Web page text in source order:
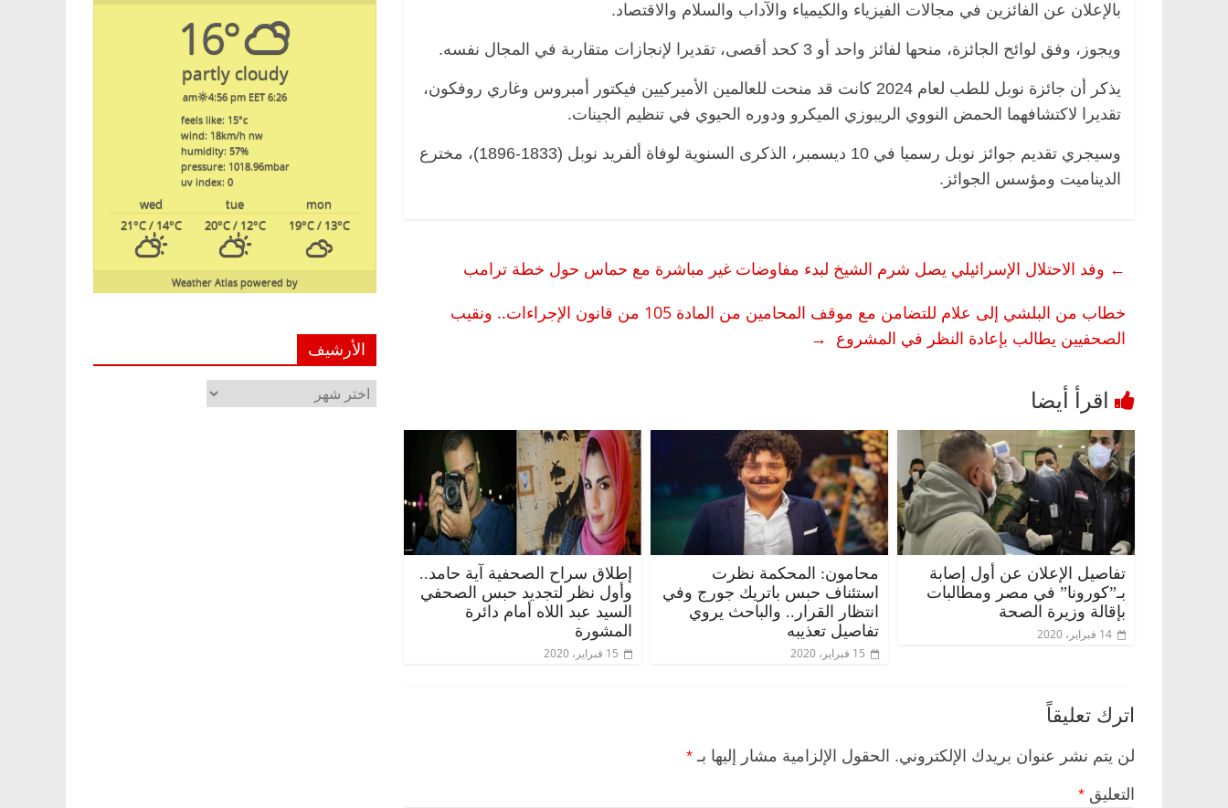
بالإعلان عن الفائزين في مجالات الفيزياء والكيمياء والآداب والسلام والاقتصاد.
ويجوز، وفق لوائح الجائزة، منحها لفائز واحد أو 3 كحد أقصى، تقديرا لإنجازات متقاربة في المجال نفسه.
يذكر أن جائزة نوبل للطب لعام 2024 كانت قد منحت للعالمين الأميركيين فيكتور أمبروس وغاري روفكون،
تقديرا لاكتشافهما الحمض النووي الريبوزي الميكرو ودوره الحيوي في تنظيم الجينات.
وسيجري تقديم جوائز نوبل رسميا في 10 ديسمبر، الذكرى السنوية لوفاة ألفريد نوبل (1833-1896)، مخترع
الديناميت ومؤسس الجوائز.
← وفد الاحتلال الإسرائيلي يصل شرم الشيخ لبدء مفاوضات غير مباشرة مع حماس حول خطة ترامب
خطاب من البلشي إلى علام للتضامن مع موقف المحامين من المادة 105 من قانون الإجراءات.. ونقيب
الصحفيين يطالب بإعادة النظر في المشروع →
تفاصيل الإعلان عن أول إصابة
بـ”كورونا” في مصر ومطالبات
بإقالة وزيرة الصحة
14 فبراير، 2020
محامون: المحكمة نظرت
استئناف حبس باتريك جورج وفي
انتظار القرار.. والباحث يروي
تفاصيل تعذيبه
15 فبراير، 2020
إطلاق سراح الصحفية آية حامد..
وأول نظر لتجديد حبس الصحفي
السيد عبد اللاه أمام دائرة
المشورة
15 فبراير، 2020
اترك تعليقاً
لن يتم نشر عنوان بريدك الإلكتروني. الحقول الإلزامية مشار إليها بـ *
التعليق *
16°
partly cloudy
6:26 am
4:56 pm EET
feels like: 15°c
wind: 18km/h nw
humidity: 57%
pressure: 1018.96mbar
uv index: 0
mon
tue
wed
19°C/ 13°C
20°C/ 12°C
21°C/ 14°C
powered by
Weather Atlas
الأرشيف
الأرشيف